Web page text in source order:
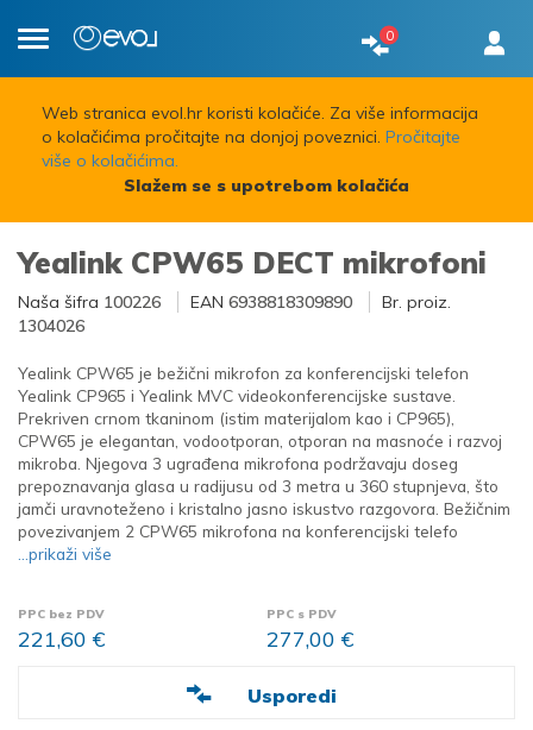
0
Toggle
Web stranica evol.hr koristi kolačiće. Za više informacija
o kolačićima pročitajte na donjoj poveznici. Pročitajte
više o kolačićima.
Slažem se s upotrebom kolačića
Yealink CPW65 DECT mikrofoni
Naša šifra 100226 EAN 6938818309890
Br. proiz.
1304026
Yealink CPW65 je bežični mikrofon za konferencijski telefon
Yealink CP965 i Yealink MVC videokonferencijske sustave.
Prekriven crnom tkaninom (istim materijalom kao i CP965),
CPW65 je elegantan, vodootporan, otporan na masnoće i razvoj
mikroba. Njegova 3 ugrađena mikrofona podržavaju doseg
prepoznavanja glasa u radijusu od 3 metra u 360 stupnjeva, što
jamči uravnoteženo i kristalno jasno iskustvo razgovora. Bežičnim
povezivanjem 2 CPW65 mikrofona na konferencijski telefo
...prikaži više
PPC bez PDV
221,60 €
PPC s PDV
277,00 €
Usporedi